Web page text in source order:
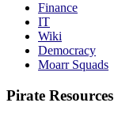
Finance
IT
Wiki
Democracy
Moarr Squads
Pirate Resources